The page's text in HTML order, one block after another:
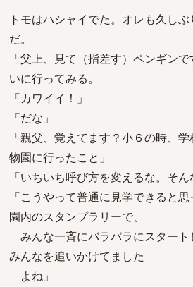
トモはハシャイでた。オレも久し
だ。
「父上、見て（指差す）ペンギン
いに行ってみる。
「カワイイ！」
「だな」
「親父、覚えてます？小６の時、
物園に行ったこと」
「いちいち呼び方を変えるな。そん
「こうやって普通に見学できると
園内のスタンプラリーで、
みんな一斉にバラバラにスタート
みんなを追いかけてました
よね」